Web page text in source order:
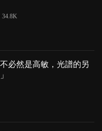
34.8K
必然是高敏，光譜的另